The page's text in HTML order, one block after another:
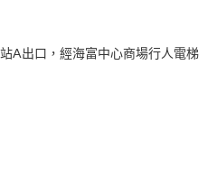
A出口，經海富中心商場行人電梯